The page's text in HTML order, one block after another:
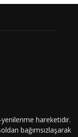
hareketidir.
bağımsızlaşarak